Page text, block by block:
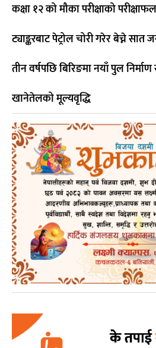
कक्षा १२ को मौका परीक्षाको
ट्याङ्करबाट पेट्रोल चोरी गरेर बेच्ने सात
तीन वर्षपछि बिरिङमा नयाँ पुल
खानेतेलको मूल्यवृद्धि